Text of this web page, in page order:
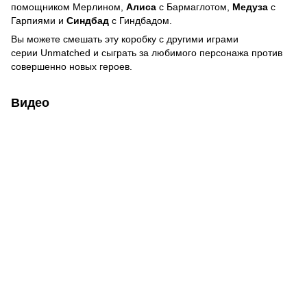
помощником Мерлином, Алиса с Бармаглотом, Медуза с
Гарпиями и Синдбад с Гиндбадом.
Вы можете смешать эту коробку с другими играми
серии Unmatched и сыграть за любимого персонажа против
совершенно новых героев.
Видео